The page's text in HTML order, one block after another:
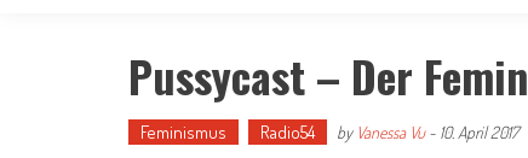
Pussycast – Der
Feminismus Radio54 by Vanessa Vu- 10. April 2017